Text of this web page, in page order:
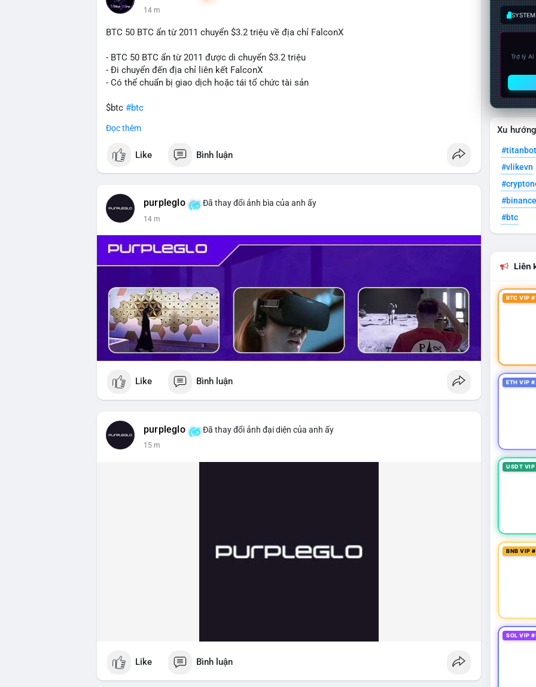
14 m
BTC 50 BTC ẩn từ 2011 chuyển $3.2 triệu về địa chỉ FalconX
- BTC 50 BTC ẩn từ 2011 được di chuyển $3.2 triệu
- Đi chuyển đến địa chỉ liên kết FalconX
- Có thể chuẩn bị giao dịch hoặc tái tổ chức tài sản
$btc #btc
#vlikevn
📰 Nguồn: CoinDesk
Đọc thêm
Like Bình luận
purpleglo Đã thay đổi ảnh bìa của anh ấy
14 m
Like Bình luận
purpleglo Đã thay đổi ảnh đại diện của anh ấy
15 m
Like Bình luận
Trợ lý
Xu
#titanbot
#vlikevn
#btc
Liên
BTC VIP
ETH VIP
USDT
BNB VIP
SOL VIP